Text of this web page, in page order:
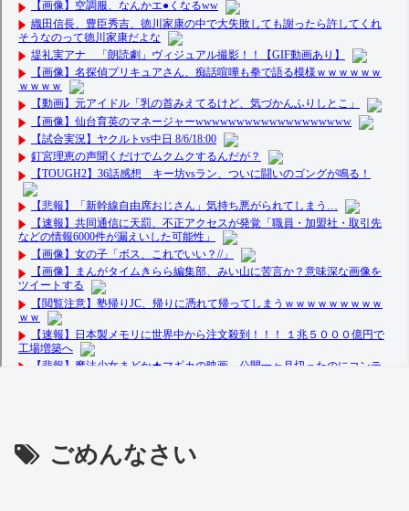
ごめんなさい